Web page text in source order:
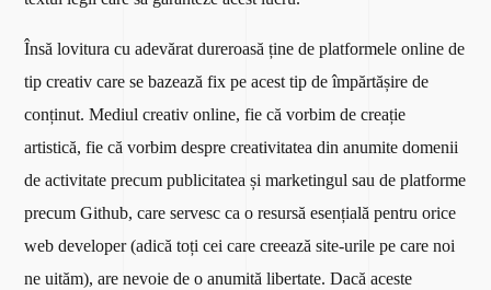
Însă lovitura cu adevărat dureroasă ține de platformele online de
tip creativ care se bazează fix pe acest tip de împărtășire de
conținut. Mediul creativ online, fie că vorbim de creație
artistică, fie că vorbim despre creativitatea din anumite domenii
de activitate precum publicitatea și marketingul sau de platforme
precum Github, care servesc ca o resursă esențială pentru orice
web developer (adică toți cei care creează site-urile pe care noi
ne uităm), are nevoie de o anumită libertate. Dacă aceste